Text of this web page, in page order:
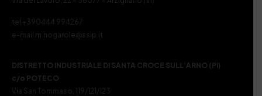
tel +390444 994267
e-mail m.nogarole@ssip.it
DISTRETTO INDUSTRIALE DI SANTA CROCE SULL’ARNO (PI)
c/o POTECO
Via San Tommaso, 119/121/123